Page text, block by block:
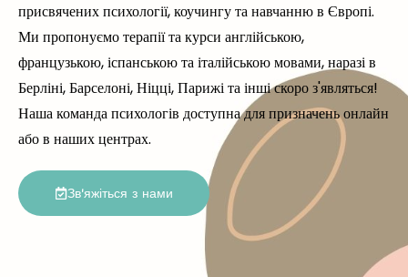
присвячених психології, коучингу та навчанню в Європі.
Ми пропонуємо терапії та курси англійською,
французькою, іспанською та італійською мовами, наразі в
Берліні, Барселоні, Ніцці, Парижі та інші скоро з'являться!
Наша команда психологів доступна для призначень онлайн
або в наших центрах.
Зв'яжіться з нами